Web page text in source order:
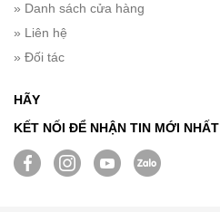
» Danh sách cửa hàng
» Liên hệ
» Đối tác
HÃY
KẾT NỐI ĐỂ NHẬN TIN MỚI NHẤT